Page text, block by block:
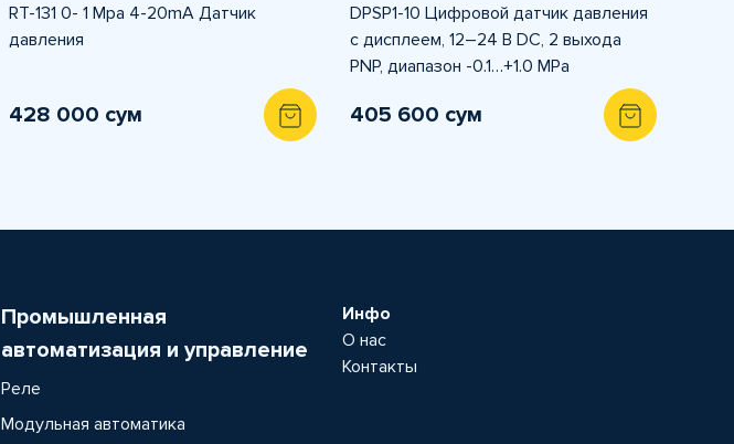
RT-131 0- 1 Mpa 4-20mA Датчик
давления
428 000 сум
DPSP1-10 Цифровой датчик давления
с дисплеем, 12–24 В DC, 2 выхода
PNP, диапазон -0.1…+1.0 MPa
405 600 сум
Промышленная
автоматизация и управление
Реле
Модульная автоматика
Инфо
О нас
Контакты